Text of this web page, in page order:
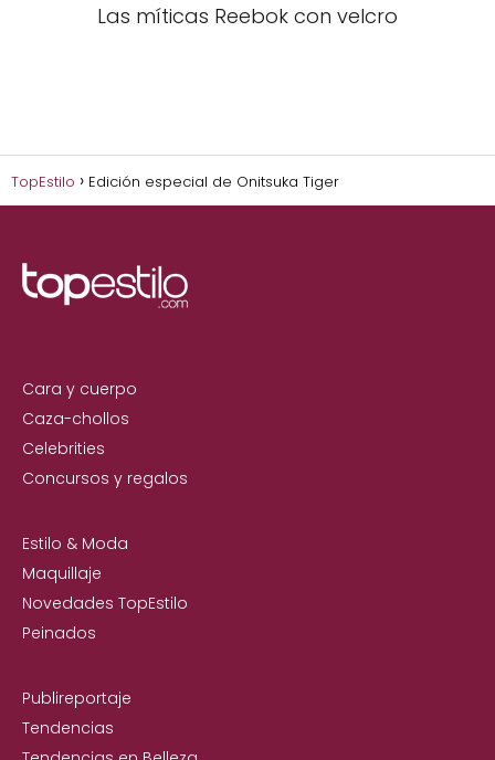
Las míticas Reebok con velcro
TopEstilo Edición especial de Onitsuka Tiger
Cara y cuerpo
Caza-chollos
Celebrities
Concursos y regalos
Estilo & Moda
Maquillaje
Novedades TopEstilo
Peinados
Publireportaje
Tendencias